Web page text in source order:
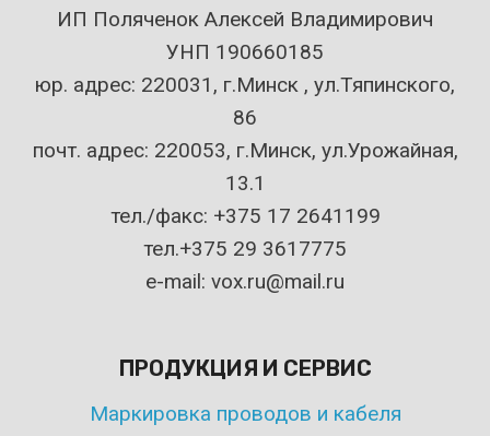
ИП Поляченок Алексей Владимирович
УНП 190660185
юр. адрес: 220031, г.Минск , ул.Тяпинского,
86
почт. адрес: 220053, г.Минск, ул.Урожайная,
13.1
тел./факс: +375 17 2641199
тел.+375 29 3617775
e-mail: vox.ru@mail.ru
ПРОДУКЦИЯ И СЕРВИС
Маркировка проводов и кабеля